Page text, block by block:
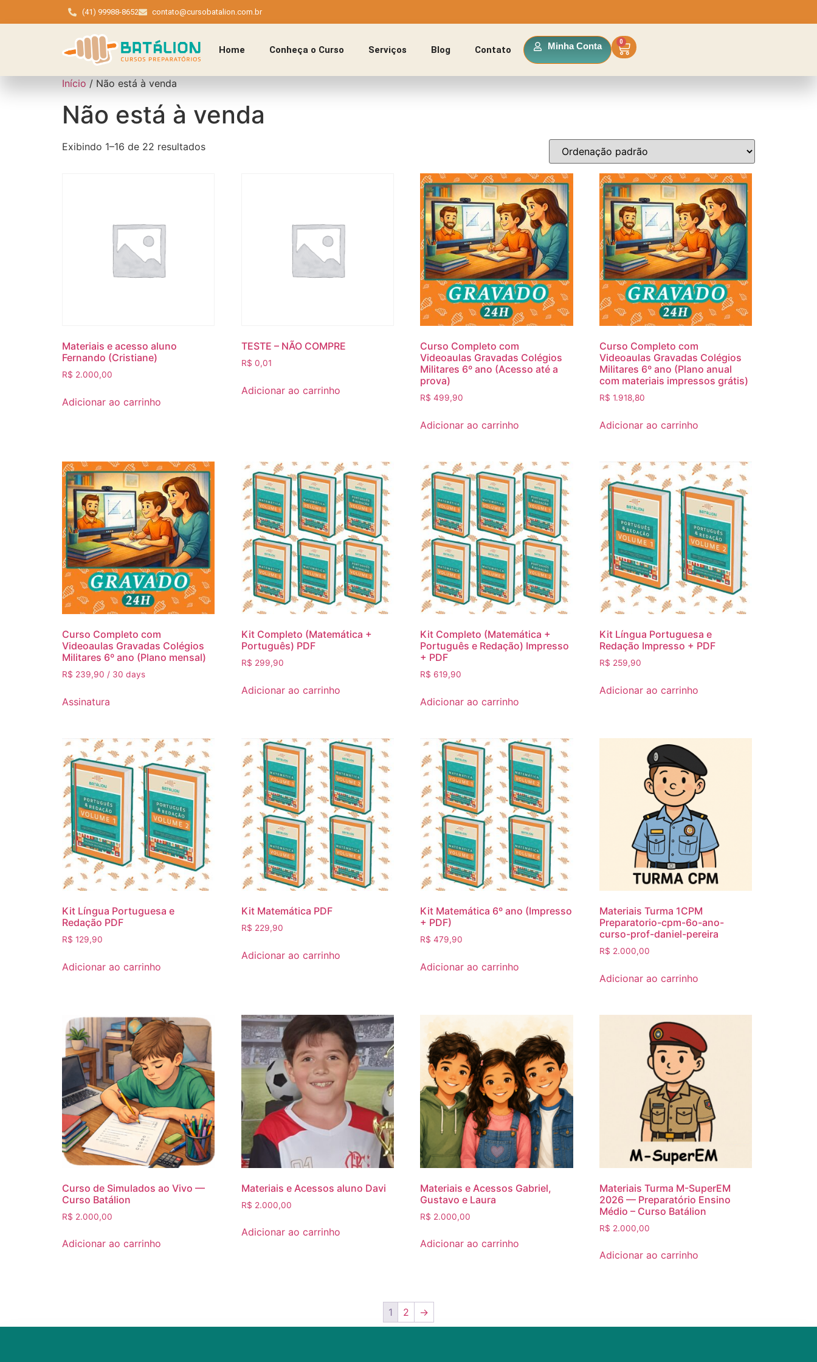
(41) 99988-8652 contato@cursobatalion.com.br
Home Conheça o Curso Serviços Blog Contato Minha Conta 0
Início / Não está à venda
Não está à venda
Exibindo 1–16 de 22 resultados
Materiais e acesso aluno
Fernando (Cristiane)
R$ 2.000,00
Adicionar ao carrinho
TESTE – NÃO COMPRE
R$ 0,01
Adicionar ao carrinho
Curso Completo com
Videoaulas Gravadas Colégios
Militares 6º ano (Acesso até a
prova)
R$ 499,90
Adicionar ao carrinho
Curso Completo com
Videoaulas Gravadas Colégios
Militares 6º ano (Plano anual
com materiais impressos grátis)
R$ 1.918,80
Adicionar ao carrinho
Curso Completo com
Videoaulas Gravadas Colégios
Militares 6º ano (Plano mensal)
R$ 239,90 / 30 days
Assinatura
Kit Completo (Matemática +
Português) PDF
R$ 299,90
Adicionar ao carrinho
Kit Completo (Matemática +
Português e Redação) Impresso
+ PDF
R$ 619,90
Adicionar ao carrinho
Kit Lí­ngua Portuguesa e
Redação Impresso + PDF
R$ 259,90
Adicionar ao carrinho
Kit Língua Portuguesa e
Redação PDF
R$ 129,90
Adicionar ao carrinho
Kit Matemática PDF
R$ 229,90
Adicionar ao carrinho
Kit Matemática 6º ano (Impresso
+ PDF)
R$ 479,90
Adicionar ao carrinho
Materiais Turma 1CPM
Preparatorio-cpm-6o-ano-
curso-prof-daniel-pereira
R$ 2.000,00
Adicionar ao carrinho
Curso de Simulados ao Vivo —
Curso Batálion
R$ 2.000,00
Adicionar ao carrinho
Materiais e Acessos aluno Davi
R$ 2.000,00
Adicionar ao carrinho
Materiais e Acessos Gabriel,
Gustavo e Laura
R$ 2.000,00
Adicionar ao carrinho
Materiais Turma M-SuperEM
2026 — Preparatório Ensino
Médio – Curso Batálion
R$ 2.000,00
Adicionar ao carrinho
1 2 →